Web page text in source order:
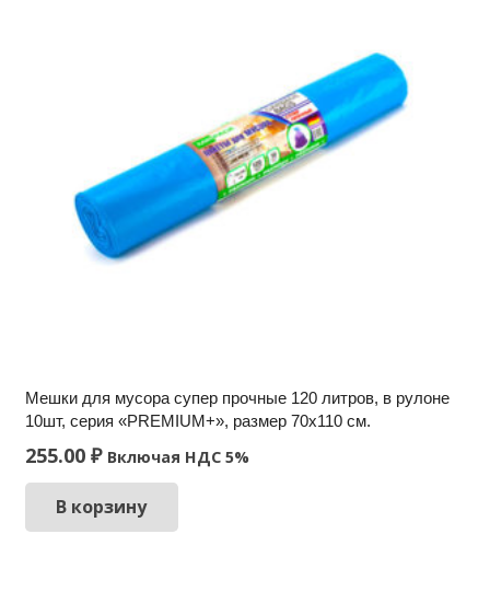
Мешки для мусора супер прочные 120 литров, в рулоне
10шт, серия «PREMIUM+», размер 70х110 см.
255.00 ₽ Включая НДС 5%
В корзину